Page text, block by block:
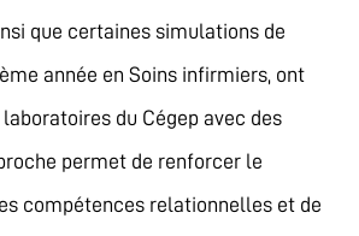
que certaines simulations de
année en Soins infirmiers, ont
laboratoires du Cégep avec des
permet de renforcer le
compétences relationnelles et de